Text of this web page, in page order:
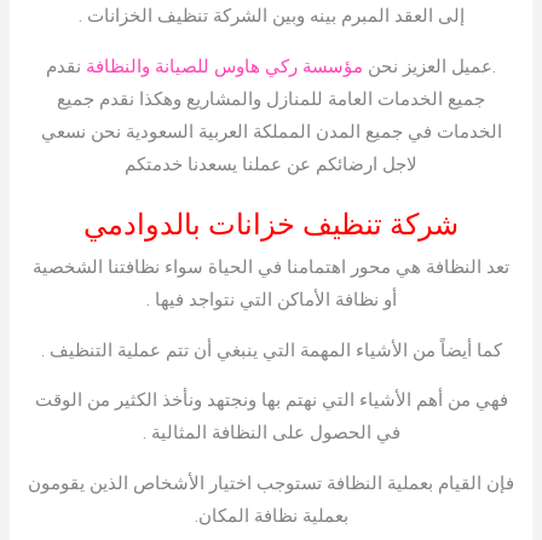
إلى العقد المبرم بينه وبين الشركة تنظيف الخزانات .
.عميل العزيز نحن مؤسسة ركي هاوس للصيانة والنظافة نقدم
جميع الخدمات العامة للمنازل والمشاريع وهكذا نقدم جميع
الخدمات في جميع المدن المملكة العربية السعودية نحن نسعي
لاجل ارضائكم عن عملنا يسعدنا خدمتكم
شركة تنظيف خزانات بالدوادمي
تعد النظافة هي محور اهتمامنا في الحياة سواء نظافتنا الشخصية
أو نظافة الأماكن التي نتواجد فيها .
كما أيضاً من الأشياء المهمة التي ينبغي أن تتم عملية التنظيف .
فهي من أهم الأشياء التي نهتم بها ونجتهد ونأخذ الكثير من الوقت
في الحصول على النظافة المثالية .
فإن القيام بعملية النظافة تستوجب اختيار الأشخاص الذين يقومون
بعملية نظافة المكان.